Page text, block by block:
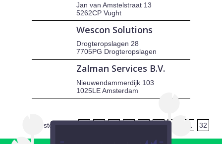
Jan van Amstelstraat 13
5262CP Vught
Wescon Solutions
Drogteropslagen 28
7705PG Drogteropslagen
Zalman Services B.V.
Nieuwendammerdijk 103
1025LE Amsterdam
eerste 30 32